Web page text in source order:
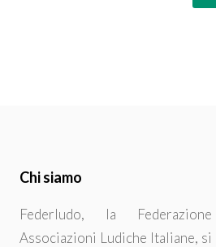
Chi siamo
Federludo, la
Associazioni Ludiche Italiane,